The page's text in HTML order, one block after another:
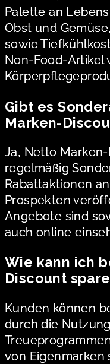
Palette an
Obst und
sowie
Non-Food-Artikel
Gibt es
Marken-
Ja, Netto
regelmäßig
Rabattaktionen
Prospekten
Angebote sind
auch online
Wie kann ich
Discount
Kunden können
durch die
von Eigenmarken